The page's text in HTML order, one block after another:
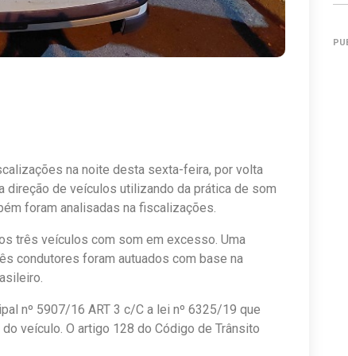
na noite desta sexta-feira, por volta
direção de veículos utilizando da prática de som
foram analisadas na fiscalizações.
três veículos com som em excesso. Uma
condutores foram autuados com base na
nº 5907/16 ART 3 c/C a lei nº 6325/19 que
veículo. O artigo 128 do Código de Trânsito